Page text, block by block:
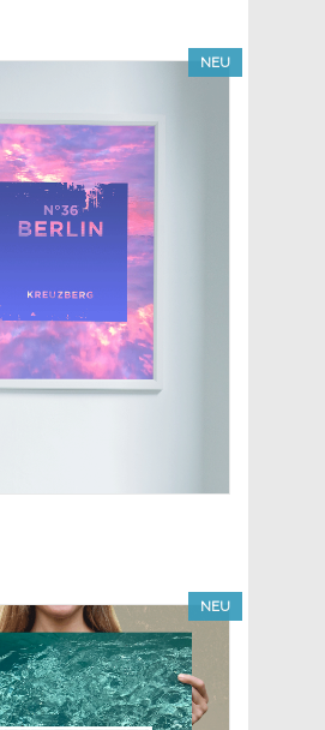
NEU
NEU